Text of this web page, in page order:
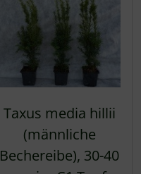
Taxus media hillii
(männliche
Bechereibe), 30-40